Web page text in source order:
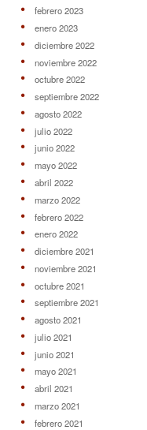
febrero 2023
enero 2023
diciembre 2022
noviembre 2022
octubre 2022
septiembre 2022
agosto 2022
julio 2022
junio 2022
mayo 2022
abril 2022
marzo 2022
febrero 2022
enero 2022
diciembre 2021
noviembre 2021
octubre 2021
septiembre 2021
agosto 2021
julio 2021
junio 2021
mayo 2021
abril 2021
marzo 2021
febrero 2021